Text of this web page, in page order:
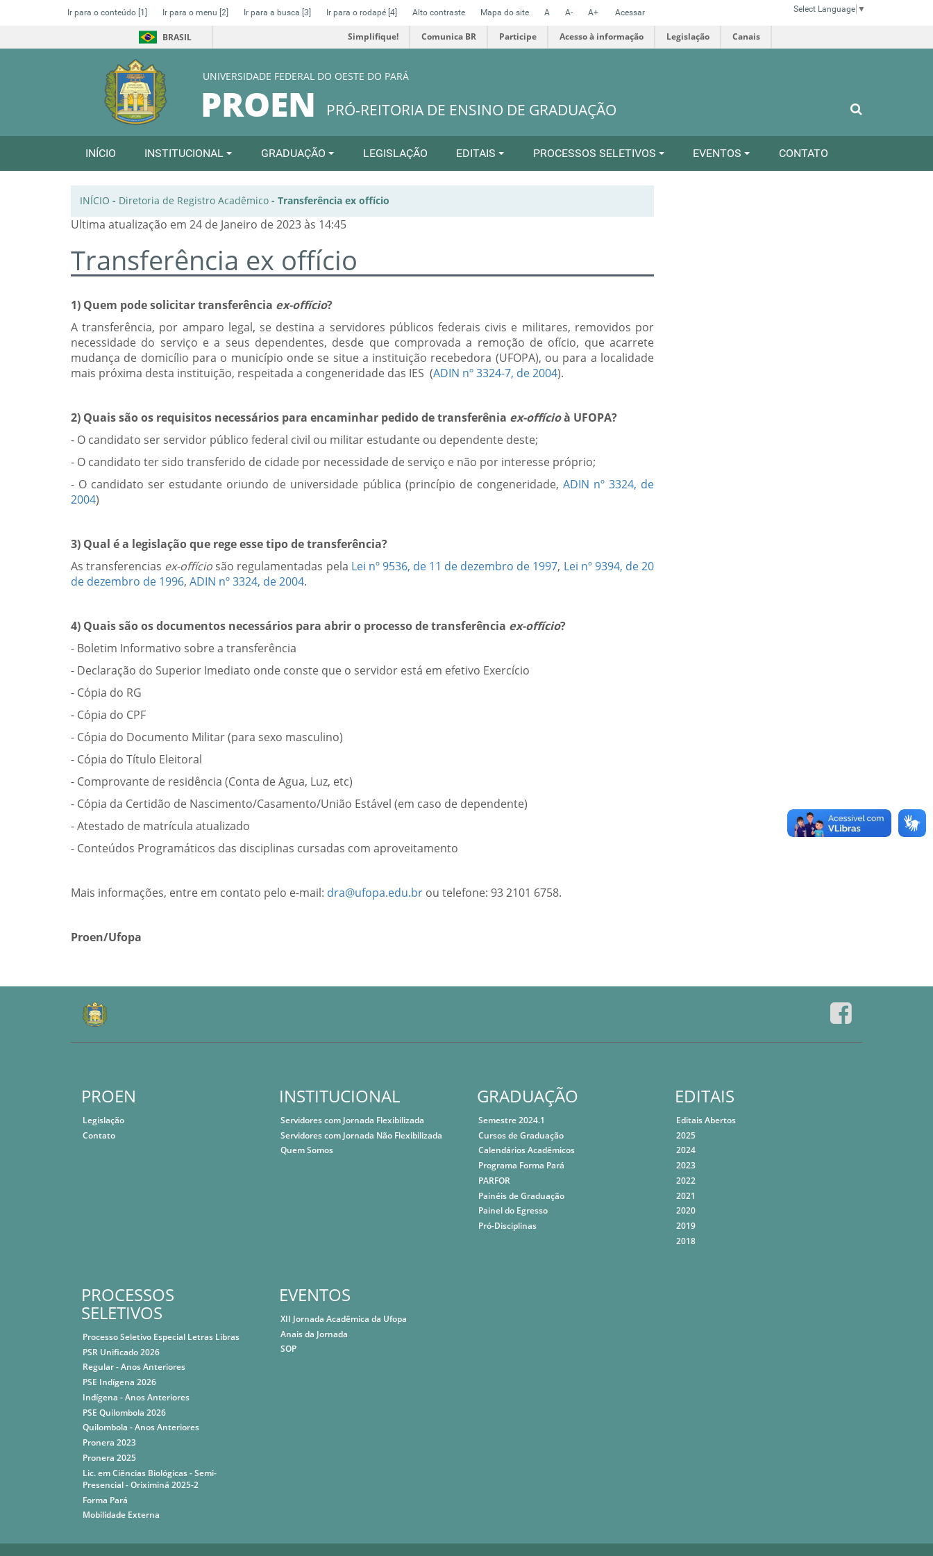
Ir para o conteúdo [1] Ir para o menu [2] Ir para a busca [3] Ir para o rodapé [4] Alto contraste Mapa do site A A- A+ Acessar Select Language ▼
BRASIL Simplifique! Comunica BR Participe Acesso à informação Legislação Canais
UNIVERSIDADE FEDERAL DO OESTE DO PARÁ
PROEN PRÓ-REITORIA DE ENSINO DE GRADUAÇÃO
INÍCIO INSTITUCIONAL GRADUAÇÃO LEGISLAÇÃO EDITAIS PROCESSOS SELETIVOS EVENTOS CONTATO
INÍCIO - Diretoria de Registro Acadêmico- Transferência ex offício
Ultima atualização em 24 de Janeiro de 2023 às 14:45
Transferência ex offício
1) Quem pode solicitar transferência ex-offício?
A transferência, por amparo legal, se destina a servidores públicos federais civis e militares, removidos por
necessidade do serviço e a seus dependentes, desde que comprovada a remoção de ofício, que acarrete
mudança de domicílio para o município onde se situe a instituição recebedora (UFOPA), ou para a localidade
mais próxima desta instituição, respeitada a congeneridade das IES (ADIN nº 3324-7, de 2004).
2) Quais são os requisitos necessários para encaminhar pedido de transferênia ex-offícioà UFOPA?
- O candidato ser servidor público federal civil ou militar estudante ou dependente deste;
- O candidato ter sido transferido de cidade por necessidade de serviço e não por interesse próprio;
- O candidato ser estudante oriundo de universidade pública (princípio de congeneridade, ADIN nº 3324, de
2004)
3) Qual é a legislação que rege esse tipo de transferência?
As transferencias ex-offício são regulamentadas pela Lei nº 9536, de 11 de dezembro de 1997, Lei nº 9394, de 20
de dezembro de 1996, ADIN nº 3324, de 2004.
4) Quais são os documentos necessários para abrir o processo de transferência ex-offício?
- Boletim Informativo sobre a transferência
- Declaração do Superior Imediato onde conste que o servidor está em efetivo Exercício
- Cópia do RG
- Cópia do CPF
- Cópia do Documento Militar (para sexo masculino)
- Cópia do Título Eleitoral
- Comprovante de residência (Conta de Agua, Luz, etc)
- Cópia da Certidão de Nascimento/Casamento/União Estável (em caso de dependente)
- Atestado de matrícula atualizado
- Conteúdos Programáticos das disciplinas cursadas com aproveitamento
Mais informações, entre em contato pelo e-mail: dra@ufopa.edu.br ou telefone: 93 2101 6758.
Proen/Ufopa
PROEN
Legislação
Contato
INSTITUCIONAL
Servidores com Jornada Flexibilizada
Servidores com Jornada Não Flexibilizada
Quem Somos
GRADUAÇÃO
Semestre 2024.1
Cursos de Graduação
Calendários Acadêmicos
Programa Forma Pará
PARFOR
Painéis de Graduação
Painel do Egresso
Pró-Disciplinas
EDITAIS
Editais Abertos
2025
2024
2023
2022
2021
2020
2019
2018
PROCESSOS
SELETIVOS
Processo Seletivo Especial Letras Libras
PSR Unificado 2026
Regular - Anos Anteriores
PSE Indígena 2026
Indígena - Anos Anteriores
PSE Quilombola 2026
Quilombola - Anos Anteriores
Pronera 2023
Pronera 2025
Lic. em Ciências Biológicas - Semi-
Presencial - Oriximiná 2025-2
Forma Pará
Mobilidade Externa
EVENTOS
XII Jornada Acadêmica da Ufopa
Anais da Jornada
SOP